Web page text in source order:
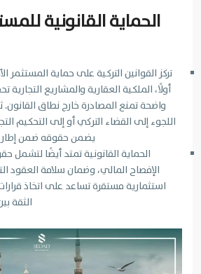
الحماية القانونية
تركز القوانين التركية على حماية المستثمر
أولًا، الملكية العقارية والمشاريع
واضحة تمنع المصادرة خارج نطاق القانون.
اللجوء إلى القضاء التركي أو إلى التحكيم
يضمن حقوقه ضمن
الحماية القانونية تمتد أيضًا لتشمل
الإفصاح المالي، وضمان سلامة العقود
استثمارية مستقرة تساعد على اتخاذ
الثقة